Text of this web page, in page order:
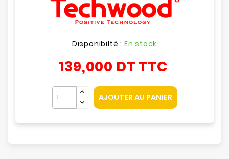
Disponibilté : En stock
139,000 DT TTC
AJOUTER AU PANIER